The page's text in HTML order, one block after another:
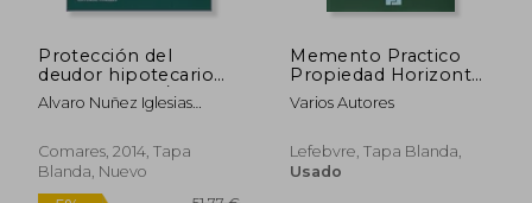
5% 186,93 € 5%
Protección del
deudor hipotecario
(Monografias /
Derecho Civil)
Alvaro Nuñez Iglesias
Comares, 2014, Tapa
Blanda, Nuevo
Memento Practico
Propiedad Horizontal
2014 - 2015
Varios Autores
Lefebvre, Tapa Blanda,
Usado